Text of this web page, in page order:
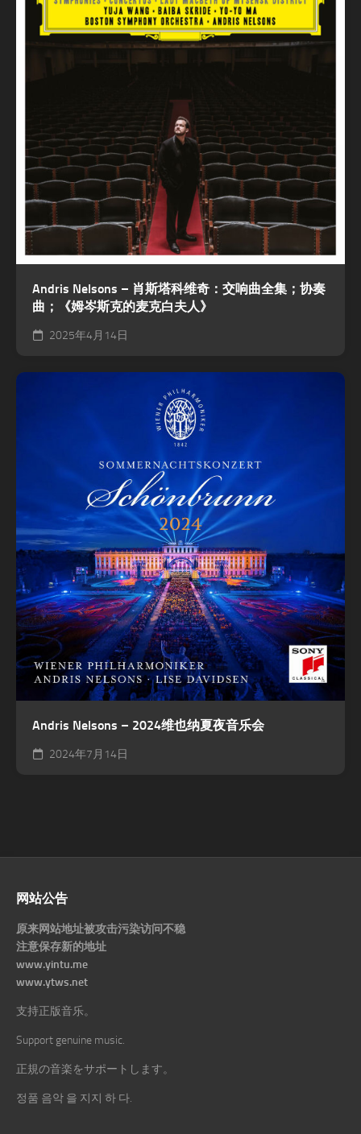
Andris Nelsons – 肖斯塔科维奇：交响曲全集；协奏
曲；《姆岑斯克的麦克白夫人》
2025年4月14日
Andris Nelsons – 2024维也纳夏夜音乐会
2024年7月14日
网站公告
原来网站地址被攻击污染访问不稳
注意保存新的地址
www.yintu.me
www.ytws.net
支持正版音乐。
Support genuine music.
正規の音楽をサポートします。
정품 음악 을 지지 하 다.